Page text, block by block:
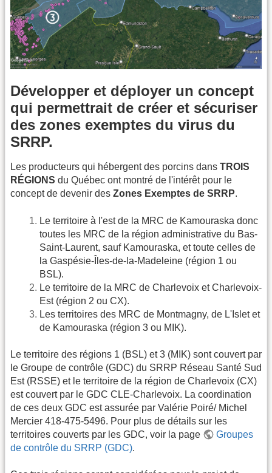
Développer et déployer un concept
qui permettrait de créer et sécuriser
des zones exemptes du virus du
SRRP.
Les producteurs qui hébergent des porcins dans TROIS
RÉGIONS du Québec ont montré de l'intérêt pour le
concept de devenir des Zones Exemptes de SRRP.
Le territoire à l'est de la MRC de Kamouraska donc
toutes les MRC de la région administrative du Bas-
Saint-Laurent, sauf Kamouraska, et toute celles de
la Gaspésie-Îles-de-la-Madeleine (région 1 ou
BSL).
Le territoire de la MRC de Charlevoix et Charlevoix-
Est (région 2 ou CX).
Les territoires des MRC de Montmagny, de L'Islet et
de Kamouraska (région 3 ou MIK).
Le territoire des régions 1 (BSL) et 3 (MIK) sont couvert par
le Groupe de contrôle (GDC) du SRRP Réseau Santé Sud
Est (RSSE) et le territoire de la région de Charlevoix (CX)
est couvert par le GDC CLE-Charlevoix. La coordination
de ces deux GDC est assurée par Valérie Poiré/ Michel
Mercier 418-475-5496. Pour plus de détails sur les
territoires couverts par les GDC, voir la page
Groupes
de contrôle du SRRP (GDC).